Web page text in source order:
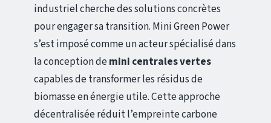
industriel cherche des solutions concrètes
pour engager sa transition. Mini Green Power
s’est imposé comme un acteur spécialisé dans
la conception demini centrales vertes
capables de transformer les résidus de
biomasse en énergie utile. Cette approche
décentralisée réduit l’empreinte carbone